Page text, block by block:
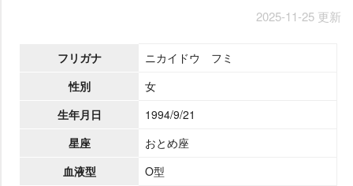
2025-11-25 更新
フリガナ
ニカイドウ フミ
性別
女
生年月日
1994/9/21
星座
おとめ座
血液型
O型